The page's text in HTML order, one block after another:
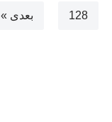
128 بعدی »